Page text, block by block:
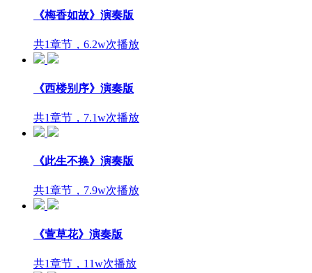
《梅香如故》演奏版
共1章节，6.2w次播放
《西楼别序》演奏版
共1章节，7.1w次播放
《此生不换》演奏版
共1章节，7.9w次播放
《萱草花》演奏版
共1章节，11w次播放